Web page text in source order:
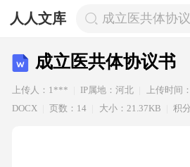
人人文库 成立医共体协
成立医共体协议书
上传人：1*** IP属地：河北 上传时间
DOCX
页数：14 大小：21.37KB 积